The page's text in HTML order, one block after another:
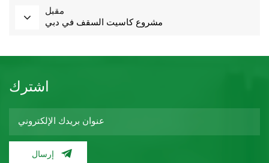
مقبل
مشروع كاسيت السقف في دبي
اشترك
إرسال